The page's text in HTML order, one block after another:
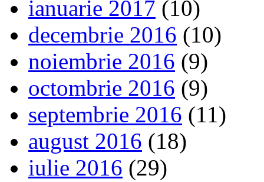
ianuarie 2017 (10)
decembrie 2016 (10)
noiembrie 2016 (9)
octombrie 2016 (9)
septembrie 2016 (11)
august 2016 (18)
iulie 2016 (29)